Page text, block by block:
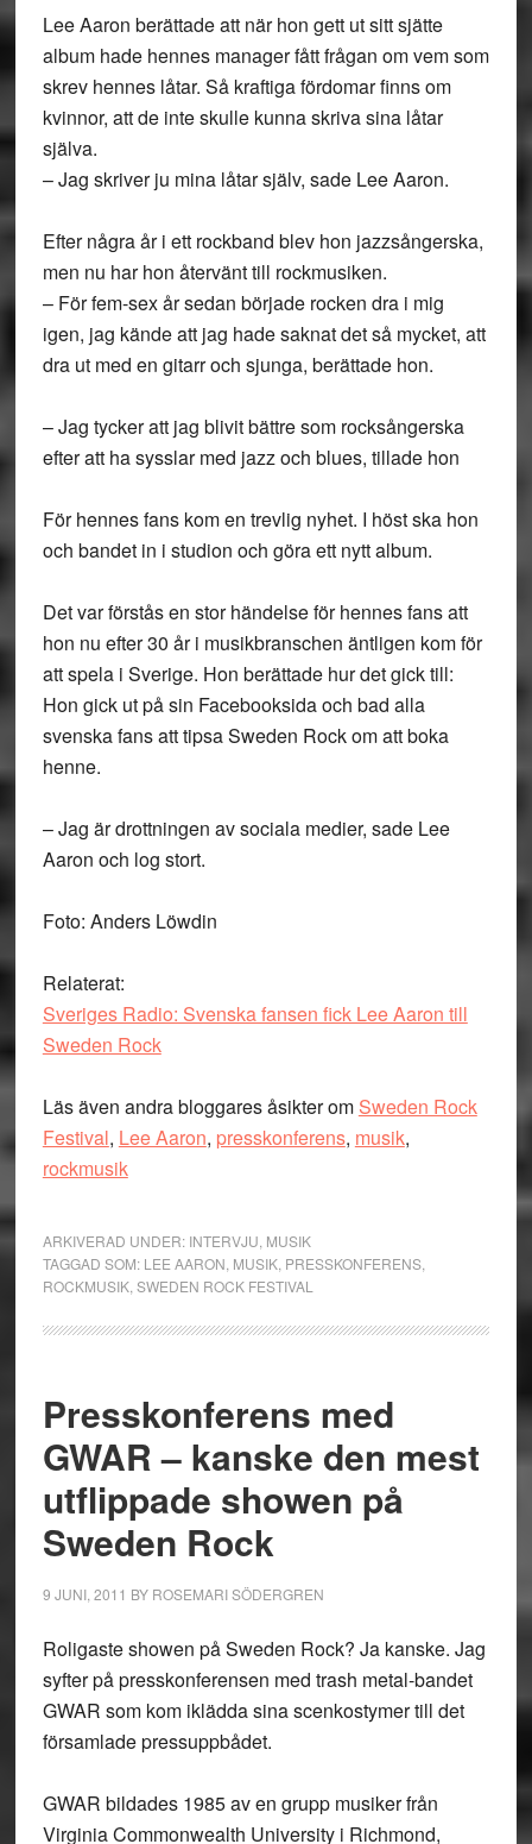
Lee Aaron berättade att när hon gett ut sitt sjätte
album hade hennes manager fått frågan om vem som
skrev hennes låtar. Så kraftiga fördomar finns om
kvinnor, att de inte skulle kunna skriva sina låtar
själva.
– Jag skriver ju mina låtar själv, sade Lee Aaron.
Efter några år i ett rockband blev hon jazzsångerska,
men nu har hon återvänt till rockmusiken.
– För fem-sex år sedan började rocken dra i mig
igen, jag kände att jag hade saknat det så mycket, att
dra ut med en gitarr och sjunga, berättade hon.
– Jag tycker att jag blivit bättre som rocksångerska
efter att ha sysslar med jazz och blues, tillade hon
För hennes fans kom en trevlig nyhet. I höst ska hon
och bandet in i studion och göra ett nytt album.
Det var förstås en stor händelse för hennes fans att
hon nu efter 30 år i musikbranschen äntligen kom för
att spela i Sverige. Hon berättade hur det gick till:
Hon gick ut på sin Facebooksida och bad alla
svenska fans att tipsa Sweden Rock om att boka
henne.
– Jag är drottningen av sociala medier, sade Lee
Aaron och log stort.
Foto: Anders Löwdin
Relaterat:
Sveriges Radio: Svenska fansen fick Lee Aaron till
Sweden Rock
Läs även andra bloggares åsikter om Sweden Rock
Festival, Lee Aaron, presskonferens, musik,
rockmusik
ARKIVERAD UNDER: INTERVJU MUSIK
TAGGAD SOM: LEE AARON MUSIK, PRESSKONFERENS,
ROCKMUSIK, SWEDEN ROCK FESTIVAL
Presskonferens med
GWAR – kanske den mest
utflippade showen på
Sweden Rock
9 JUNI, 2011 BY ROSEMARI SÖDERGREN
Roligaste showen på Sweden Rock? Ja kanske. Jag
syfter på presskonferensen med trash metal-bandet
GWAR som kom iklädda sina scenkostymer till det
församlade pressuppbådet.
GWAR bildades 1985 av en grupp musiker från
Virginia Commonwealth University i Richmond,